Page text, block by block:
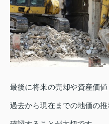
最後に将来の売却や資産価
過去から現在までの地価の